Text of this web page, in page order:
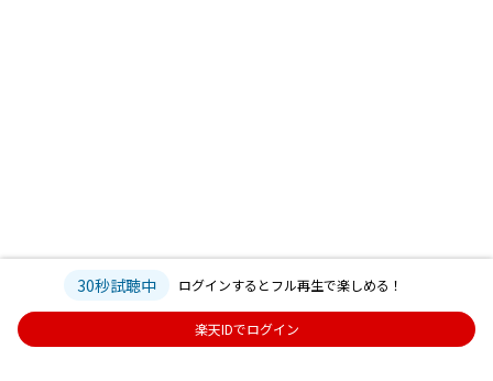
30秒試聴中 ログインするとフル再生で楽しめる！
楽天IDでログイン